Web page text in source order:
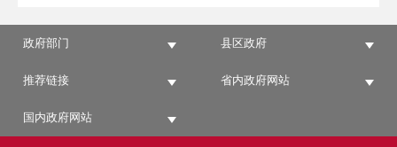
政府部门 县区政府
推荐链接 省内政府网站
国内政府网站